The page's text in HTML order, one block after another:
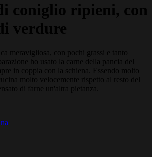
coniglio ripieni, con
verdure
meravigliosa, con pochi grassi e tanto
ho usato la carne della pancia del
in coppia con la schiena. Essendo molto
molto velocemente rispetto al resto del
di farne un'altra pietanza.